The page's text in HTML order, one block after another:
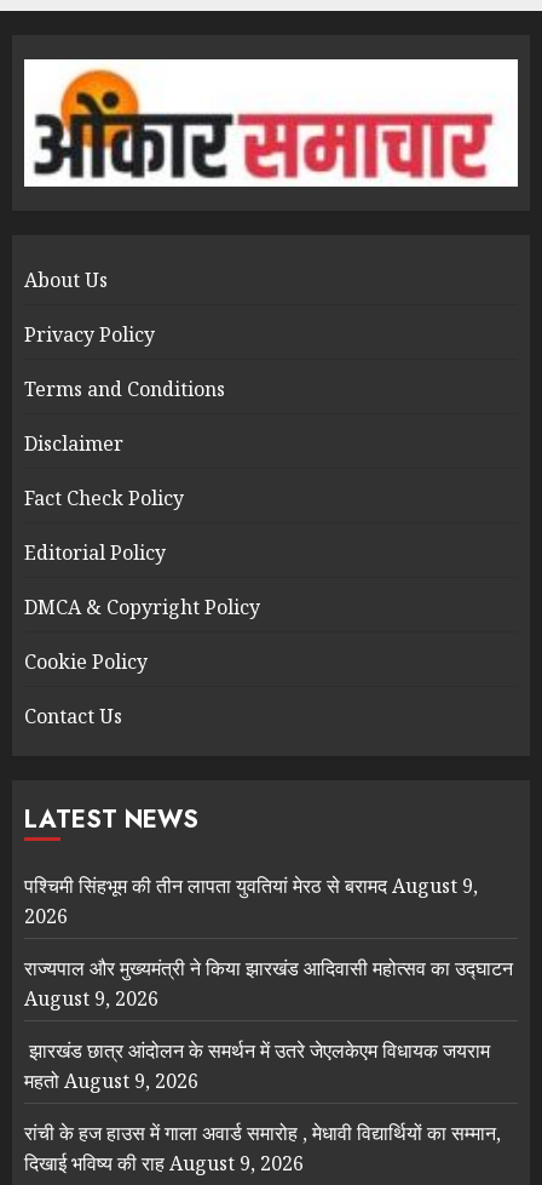
About Us
Privacy Policy
Terms and Conditions
Disclaimer
Fact Check Policy
Editorial Policy
DMCA & Copyright Policy
Cookie Policy
Contact Us
LATEST NEWS
पश्चिमी सिंहभूम की तीन लापता युवतियां मेरठ से बरामदAugust 9,
2026
राज्यपाल और मुख्यमंत्री ने किया झारखंड आदिवासी महोत्सव का उद्घाटन
August 9, 2026
झारखंड छात्र आंदोलन के समर्थन में उतरे जेएलकेएम विधायक जयराम
महतोAugust 9, 2026
रांची के हज हाउस में गाला अवार्ड समारोह , मेधावी विद्यार्थियों का सम्मान,
दिखाई भविष्य की राहAugust 9, 2026